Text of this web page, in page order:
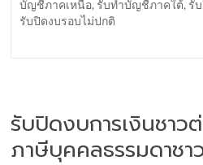
บัญชีภาคเหนือ, รับทำบัญชีภาคใต้, รั
รับปิดงบรอบไม่ปกติ
รับปิดงบการเงินชาว
ภาษีบุคคลธรรมดาชา